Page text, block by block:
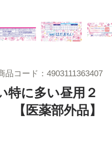
特に多い昼用２
医薬部外品】
品コード 4903111363407